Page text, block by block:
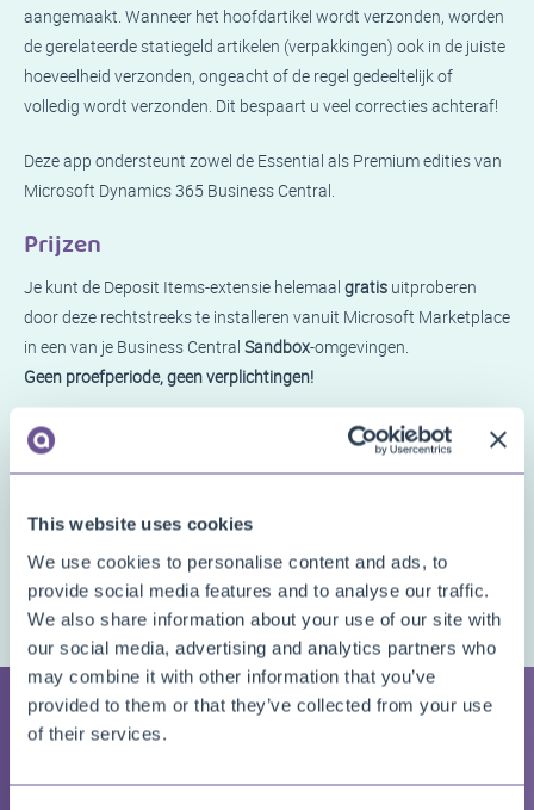
This website uses cookies
We use cookies to personalise content and ads, to
provide social media features and to analyse our traffic.
We also share information about your use of our site with
our social media, advertising and analytics partners who
may combine it with other information that you’ve
provided to them or that they’ve collected from your use
of their services.
aangemaakt. Wanneer het hoofdartikel wordt verzonden, worden
de gerelateerde statiegeld artikelen (verpakkingen) ook in de juiste
hoeveelheid verzonden, ongeacht of de regel gedeeltelijk of
volledig wordt verzonden. Dit bespaart u veel correcties achteraf!
Deze app ondersteunt zowel de Essential als Premium edities van
Microsoft Dynamics 365 Business Central.
Prijzen
Je kunt de Deposit Items-extensie helemaal gratis uitproberen
door deze rechtstreeks te installeren vanuit Microsoft Marketplace
in een van je Business Central Sandbox-omgevingen.
Geen proefperiode, geen verplichtingen!
Installeer de extensie gewoon rechtstreeks
vanuit Microsoft
Marketplace
Benieuwd naar de prijzen voor gebruik in
elk van onze apps.
GALLERY
Screenshots